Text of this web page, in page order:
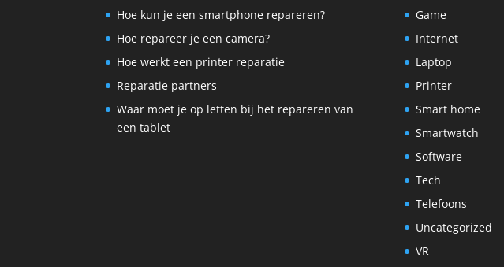
Hoe kun je een smartphone repareren?
Hoe repareer je een camera?
Hoe werkt een printer reparatie
Reparatie partners
Waar moet je op letten bij het repareren van
een tablet
Game
Internet
Laptop
Printer
Smart home
Smartwatch
Software
Tech
Telefoons
Uncategorized
VR